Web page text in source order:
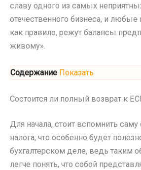
славу одного из самых
отечественного бизнеса, и
как правило, режут балансы
живому».
Содержание Показать
Состоится ли полный возврат к
Для начала, стоит вспомнить саму
налога, что особенно будет
бухгалтерском деле, ведь таким
легче понять, что собой